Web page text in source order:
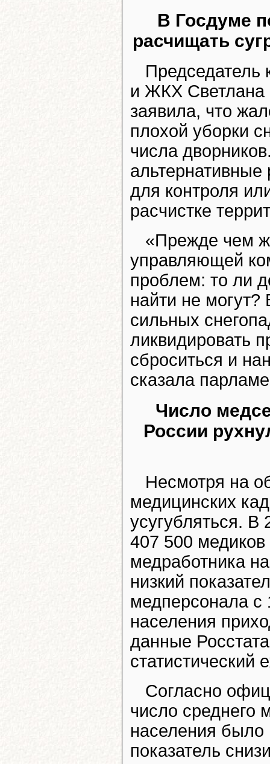
В Госдуме
расчищать
Председатель
и ЖКХ Светлана
заявила, что
плохой уборки
числа
для контроля
расчистке
«Прежде чем
управляющей
проблем: то ли
найти не могут?
сильных
ликвидировать
сброситься и
сказала
Число
России
Несмотря на
медицинских
усугубляться. В
407 500 медиков
медработника
низкий
медперсонала с
населения
данные
Согласно
число среднего
населения было
показатель